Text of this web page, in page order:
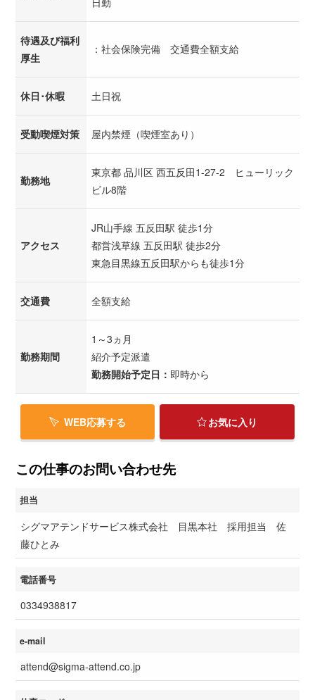
待遇及び福利
厚生
：社会保険完備 交通費全額支給
休日･休暇 土日祝
受動喫煙対策 屋内禁煙（喫煙室あり）
勤務地
東京都 品川区 西五反田1-27-2 ヒューリック
ビル8階
アクセス
JR山手線 五反田駅 徒歩1分
都営浅草線 五反田駅 徒歩2分
東急目黒線五反田駅からも徒歩1分
交通費 全額支給
勤務期間
1～3ヵ月
紹介予定派遣
勤務開始予定日： 即時から
WEB応募する お気に入り
この仕事のお問い合わせ先
担当
シグマアテンドサービス株式会社 目黒本社 採用担当 佐
藤ひとみ
電話番号
0334938817
e-mail
attend@sigma-attend.co.jp